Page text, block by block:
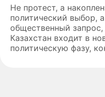
Не протест, а
политический выбор,
общественный
Казахстан входит в
политическую фазу,